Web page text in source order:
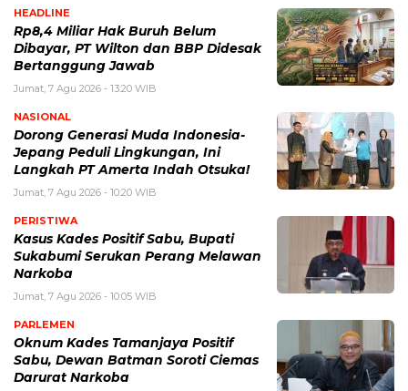
HEADLINE
Rp8,4 Miliar Hak Buruh Belum
Dibayar, PT Wilton dan BBP Didesak
Bertanggung Jawab
Jumat, 7 Agu 2026 - 13:20 WIB
NASIONAL
Dorong Generasi Muda Indonesia-
Jepang Peduli Lingkungan, Ini
Langkah PT Amerta Indah Otsuka!
Jumat, 7 Agu 2026 - 10:20 WIB
PERISTIWA
Kasus Kades Positif Sabu, Bupati
Sukabumi Serukan Perang Melawan
Narkoba
Jumat, 7 Agu 2026 - 10:05 WIB
PARLEMEN
Oknum Kades Tamanjaya Positif
Sabu, Dewan Batman Soroti Ciemas
Darurat Narkoba